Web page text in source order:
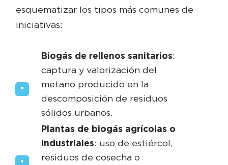
esquematizar los tipos más comunes de
iniciativas:
Biogás de rellenos sanitarios:
captura y valorización del
metano producido en la
descomposición de residuos
sólidos urbanos.
Plantas de biogás agrícolas o
industriales: uso de estiércol,
residuos de cosecha o